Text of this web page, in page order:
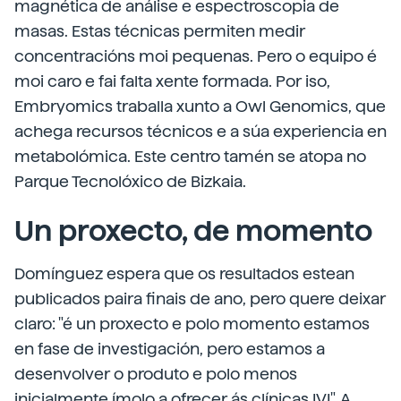
magnética de análise e espectroscopia de
masas. Estas técnicas permiten medir
concentracións moi pequenas. Pero o equipo é
moi caro e fai falta xente formada. Por iso,
Embryomics traballa xunto a Owl Genomics, que
achega recursos técnicos e a súa experiencia en
metabolómica. Este centro tamén se atopa no
Parque Tecnolóxico de Bizkaia.
Un proxecto, de momento
Domínguez espera que os resultados estean
publicados paira finais de ano, pero quere deixar
claro: "é un proxecto e polo momento estamos
en fase de investigación, pero estamos a
desenvolver o produto e polo menos